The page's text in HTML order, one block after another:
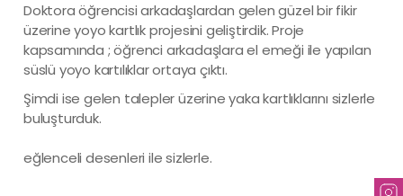
Doktora öğrencisi arkadaşlardan gelen güzel bir fikir
üzerine yoyo kartlık projesini geliştirdik. Proje
kapsamında ; öğrenci arkadaşlara el emeği ile yapılan
süslü yoyo kartılıklar ortaya çıktı.
Şimdi ise gelen talepler üzerine yaka kartlıklarını sizlerle
buluşturduk.
eğlenceli desenleri ile sizlerle.